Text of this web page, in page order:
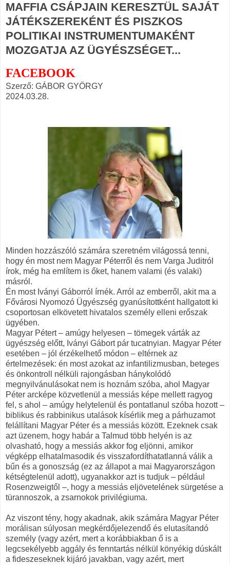
MAFFIA CSÁPJAIN KERESZTÜL SAJÁT
JÁTÉKSZEREKÉNT ÉS PISZKOS
POLITIKAI INSTRUMENTUMAKÉNT
MOZGATJA AZ ÜGYÉSZSÉGET...
FACEBOOK
Szerző: GÁBOR GYÖRGY
2024.03.28.
Minden hozzászóló számára szeretném világossá tenni,
hogy én most nem Magyar Péterről és nem Varga Juditról
írok, még ha említem is őket, hanem valami (és valaki)
másról.
Én most Iványi Gáborról írnék. Arról az emberről, akit ma a
Fővárosi Nyomozó Ügyészség gyanúsítottként hallgatott ki
csoportosan elkövetett hivatalos személy elleni erőszak
ügyében.
Magyar Pétert – amúgy helyesen – tömegek várták az
ügyészség előtt, Iványi Gábort pár tucatnyian. Magyar Péter
esetében – jól érzékelhető módon – eltérnek az
értelmezések: én most azokat az infantilizmusban, beteges
és önkontroll nélküli rajongásban hánykolódó
megnyilvánulásokat nem is hoznám szóba, ahol Magyar
Péter arcképe közvetlenül a messiás képe mellett ragyog
fel, s ahol – amúgy helytelenül és pontatlanul szóba hozott –
biblikus és rabbinikus utalások kísérlik meg a párhuzamot
felállítani Magyar Péter és a messiás között. Ezeknek csak
azt üzenem, hogy habár a Talmud több helyén is az
olvasható, hogy a messiás akkor fog eljönni, amikor
végképp elhatalmasodik és visszafordíthatatlanná válik a
bűn és a gonoszság (ez az állapot a mai Magyarországon
kétségtelenül adott), ugyanakkor azt is tudjuk – például
Rosenzweigtől –, hogy a messiás eljövetelének sürgetése a
türannoszok, a zsarnokok privilégiuma.
Az viszont tény, hogy akadnak, akik számára Magyar Péter
morálisan súlyosan megkérdőjelezendő és elutasítandó
személy (vagy azért, mert a korábbiakban ő is a
legcsekélyebb aggály és fenntartás nélkül könyékig dúskált
a fideszeseknek kijáró javakban, vagy azért, mert